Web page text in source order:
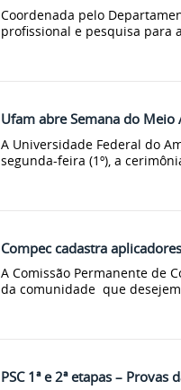
Coordenada pelo
profissional e pesquisa para
Ufam abre Semana do
A Universidade Federal do
segunda-feira (1º), a
Compec cadastra
A Comissão Permanente de
da comunidade que
PSC 1ª e 2ª etapas –